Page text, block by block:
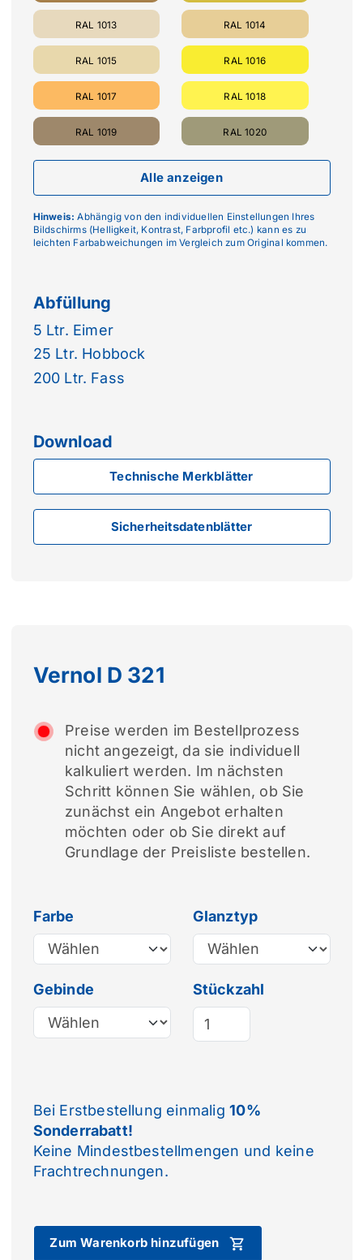
RAL 1013 RAL 1014
RAL 1015 RAL 1016
RAL 1017 RAL 1018
RAL 1019 RAL 1020
Alle anzeigen
Hinweis: Abhängig von den individuellen Einstellungen Ihres
Bildschirms (Helligkeit, Kontrast, Farbprofil etc.) kann es zu
leichten Farbabweichungen im Vergleich zum Original kommen.
Abfüllung
5 Ltr. Eimer
25 Ltr. Hobbock
200 Ltr. Fass
Download
Technische Merkblätter
Sicherheitsdatenblätter
Vernol D 321
Preise werden im Bestellprozess
nicht angezeigt, da sie individuell
kalkuliert werden. Im nächsten
Schritt können Sie wählen, ob Sie
zunächst ein Angebot erhalten
möchten oder ob Sie direkt auf
Grundlage der Preisliste bestellen.
Farbe Glanztyp
Gebinde Stückzahl
Bei Erstbestellung einmalig10%
Sonderrabatt!
Keine Mindestbestellmengen und keine
Frachtrechnungen.
Zum Warenkorb hinzufügen